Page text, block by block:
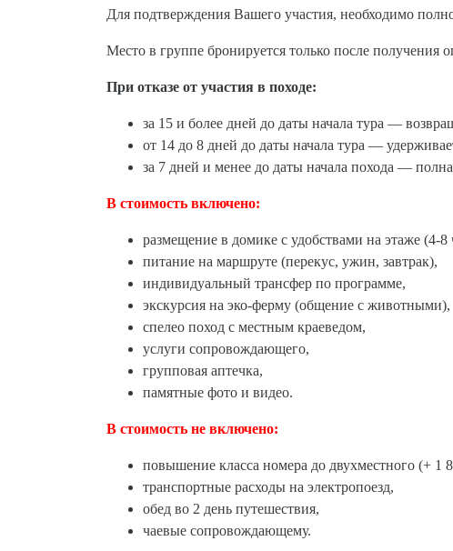
Для подтверждения Вашего участия, необходимо
Место в группе бронируется только после получения
При отказе от участия в походе:
за 15 и более дней до даты начала тура —
от 14 до 8 дней до даты начала тура —
за 7 дней и менее до даты начала похода —
В стоимость включено:
размещение в домике с удобствами на этаже (4-
питание на маршруте (перекус, ужин, завтрак),
индивидуальный трансфер по программе,
экскурсия на эко-ферму (общение с животными),
спелео поход с местным краеведом,
услуги сопровождающего,
групповая аптечка,
памятные фото и видео.
В стоимость не включено:
повышение класса номера до двухместного (+ 1
транспортные расходы на электропоезд,
обед во 2 день путешествия,
чаевые сопровождающему.